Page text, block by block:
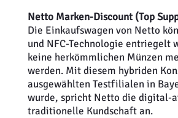
Netto Marken-Discount (Top
Die Einkaufswagen von Netto
und NFC-Technologie entriegelt
keine herkömmlichen Münzen
werden. Mit diesem hybriden
ausgewählten Testfilialen in
wurde, spricht Netto die digital-
traditionelle Kundschaft an.